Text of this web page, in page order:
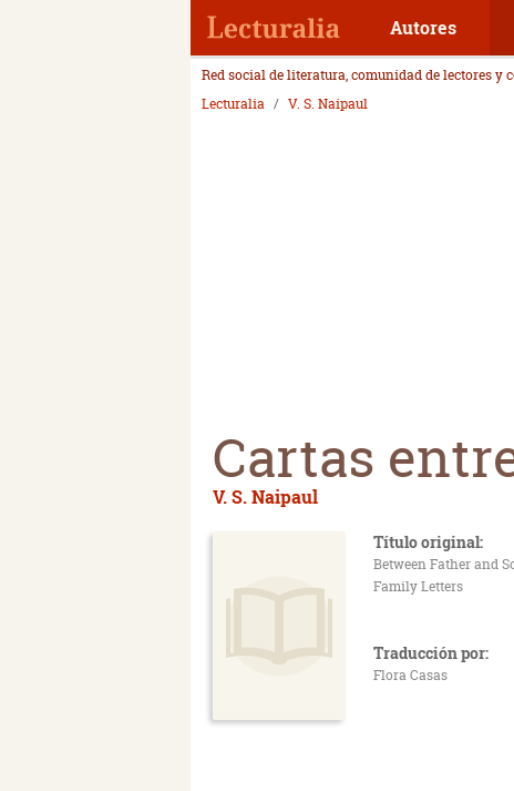
Autores
Red social de literatura, comunidad de lectores y
Lecturalia
V. S. Naipaul
Cartas
V. S. Naipaul
Título original:
Between Father and
Family Letters
Traducción por:
Flora Casas